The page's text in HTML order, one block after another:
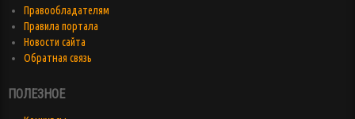
Правообладателям
Правила портала
Новости сайта
Обратная связь
ПОЛЕЗНОЕ